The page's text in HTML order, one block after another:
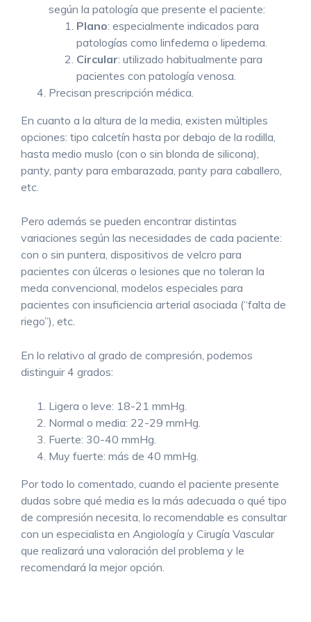
según la patología que presente el paciente:
Plano: especialmente indicados para
patologías como linfedema o lipedema.
Circular: utilizado habitualmente para
pacientes con patología venosa.
Precisan prescripción médica.
En cuanto a la altura de la media, existen múltiples
opciones: tipo calcetín hasta por debajo de la rodilla,
hasta medio muslo (con o sin blonda de silicona),
panty, panty para embarazada, panty para caballero,
etc.
Pero además se pueden encontrar distintas
variaciones según las necesidades de cada paciente:
con o sin puntera, dispositivos de velcro para
pacientes con úlceras o lesiones que no toleran la
meda convencional, modelos especiales para
pacientes con insuficiencia arterial asociada (“falta de
riego”), etc.
En lo relativo al grado de compresión, podemos
distinguir 4 grados:
Ligera o leve: 18-21 mmHg.
Normal o media: 22-29 mmHg.
Fuerte: 30-40 mmHg.
Muy fuerte: más de 40 mmHg.
Por todo lo comentado, cuando el paciente presente
dudas sobre qué media es la más adecuada o qué tipo
de compresión necesita, lo recomendable es consultar
con un especialista en Angiología y Cirugía Vascular
que realizará una valoración del problema y le
recomendará la mejor opción.